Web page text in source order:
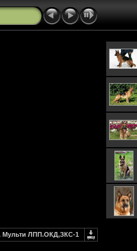
Мульти ЛПП.ОКД,ЗКС-1